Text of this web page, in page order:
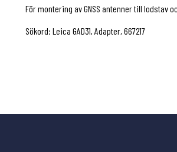
För montering av GNSS antenner till lodstav
Sökord: Leica GAD31, Adapter, 667217